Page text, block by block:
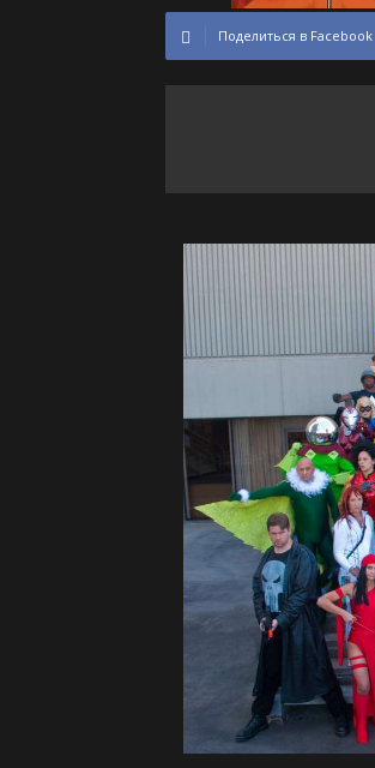
Поделиться в Facebook